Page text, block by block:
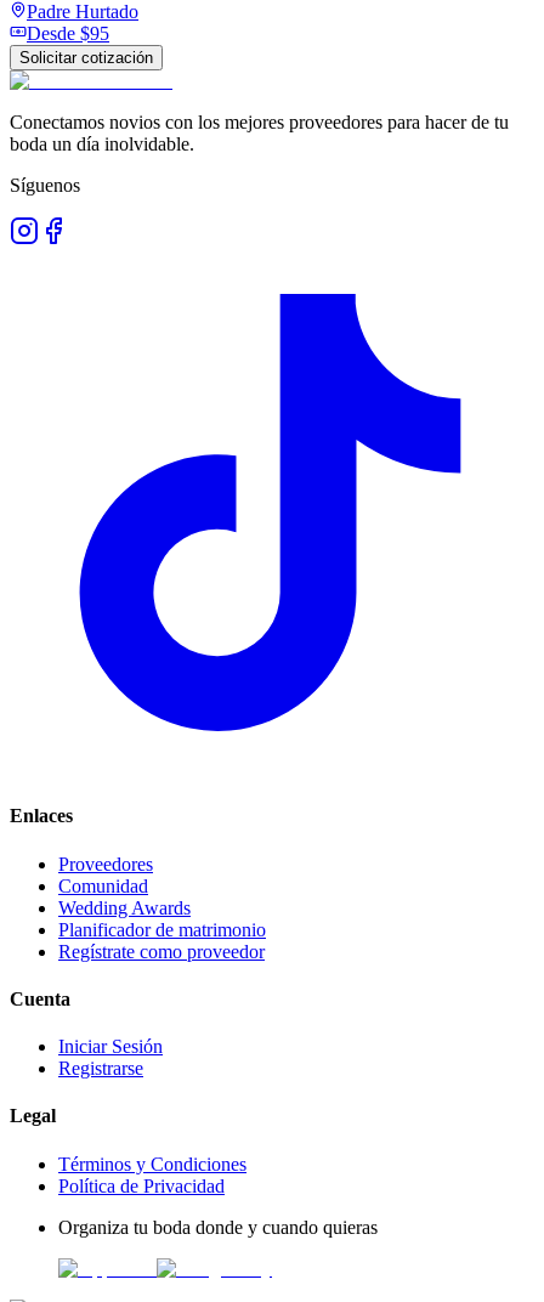
Padre Hurtado
Desde $95
Solicitar cotización
Conectamos novios con los mejores proveedores para hacer de tu
boda un día inolvidable.
Síguenos
Enlaces
Proveedores
Comunidad
Wedding Awards
Planificador de matrimonio
Regístrate como proveedor
Cuenta
Iniciar Sesión
Registrarse
Legal
Términos y Condiciones
Política de Privacidad
Organiza tu boda donde y cuando quieras